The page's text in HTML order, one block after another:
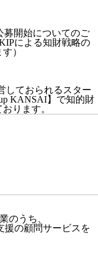
募開始についてのご
による知財戦略の
）
しておられるスター
KANSAI】で知的財
ります。
のうち、
援の顧問サービスを